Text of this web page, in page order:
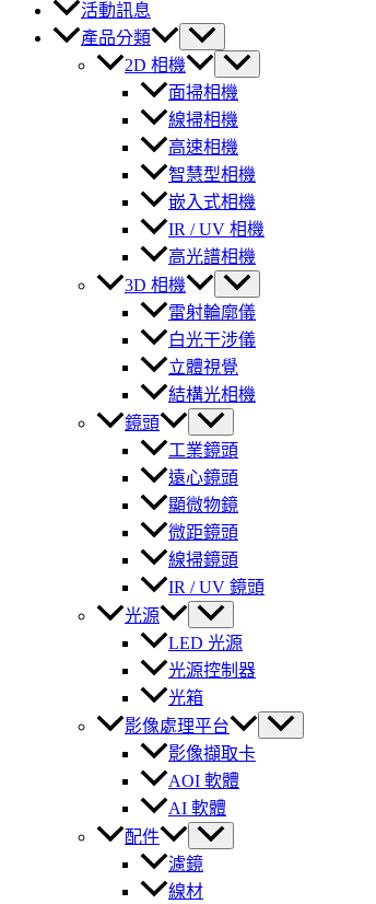
活動訊息
產品分類
2D 相機
面掃相機
線掃相機
高速相機
智慧型相機
嵌入式相機
IR / UV 相機
高光譜相機
3D 相機
雷射輪廓儀
白光干涉儀
立體視覺
結構光相機
鏡頭
工業鏡頭
遠心鏡頭
顯微物鏡
微距鏡頭
線掃鏡頭
IR / UV 鏡頭
光源
LED 光源
光源控制器
光箱
影像處理平台
影像擷取卡
AOI 軟體
AI 軟體
配件
濾鏡
線材